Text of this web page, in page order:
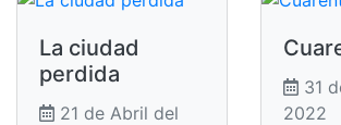
La ciudad
perdida
21 de Abril del
31
2022